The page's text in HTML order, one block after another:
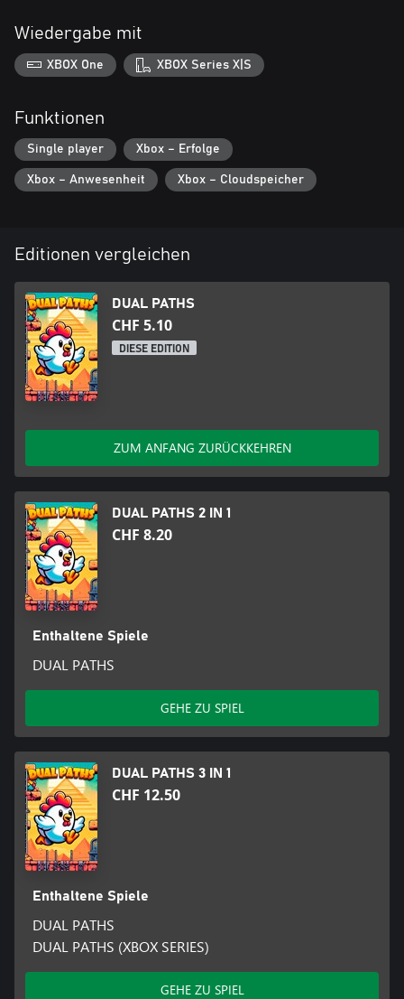
Wiedergabe mit
XBOX One XBOX Series X|S
Funktionen
Single player Xbox – Erfolge
Xbox – Anwesenheit Xbox – Cloudspeicher
Editionen vergleichen
DUAL PATHS
CHF 5.10
DIESE EDITION
ZUM ANFANG ZURÜCKKEHREN
DUAL PATHS 2 IN 1
CHF 8.20
Enthaltene Spiele
DUAL PATHS
GEHE ZU SPIEL
DUAL PATHS 3 IN 1
CHF 12.50
Enthaltene Spiele
DUAL PATHS
DUAL PATHS (XBOX SERIES)
GEHE ZU SPIEL